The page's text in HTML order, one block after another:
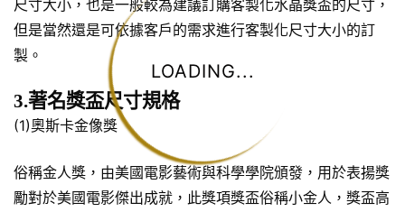
LOADING...
尺寸大小，也是一般較為建議訂購客製化水晶獎盃的尺寸，
但是當然還是可依據客戶的需求進行客製化尺寸大小的訂
製。
3.著名獎盃尺寸規格
(1)奧斯卡金像獎
俗稱金人獎，由美國電影藝術與科學學院頒發，用於表揚獎
勵對於美國電影傑出成就，此獎項獎盃俗稱小金人，獎盃高